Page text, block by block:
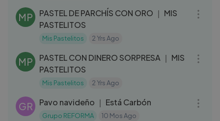
MP
PASTEL DE PARCHÍS CON ORO ｜ MIS
PASTELITOS
Mis Pastelitos 2 Yrs Ago
MP
PASTEL CON DINERO SORPRESA ｜ MIS
PASTELITOS
Mis Pastelitos 2 Yrs Ago
GR Pavo navideño ｜ Está Carbón
Grupo REFORMA 10 Mos Ago